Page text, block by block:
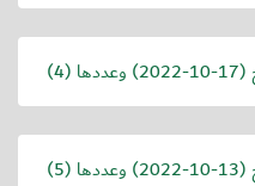
(
2022-10-17) وعددها (4)
(
2022-10-13) وعددها (5)